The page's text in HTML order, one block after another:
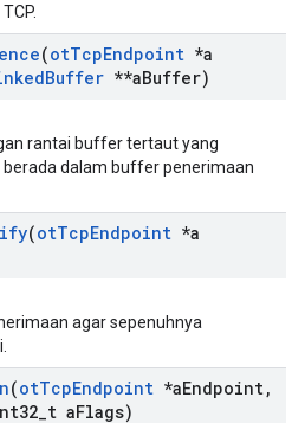
(otTcpEndpoint *a
Buffer **aBuffer)
rantai buffer tertaut yang
dalam buffer penerimaan
(otTcpEndpoint *a
agar sepenuhnya
(otTcpEndpoint *aEndpoint,
t aFlags)